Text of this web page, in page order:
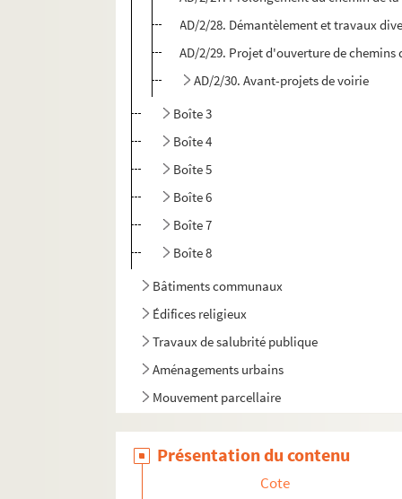
AD/2/28. Démantèlement et travaux
AD/2/29. Projet d'ouverture de
AD/2/30. Avant-projets de voirie
Boîte 3
Boîte 4
Boîte 5
Boîte 6
Boîte 7
Boîte 8
Bâtiments communaux
Édifices religieux
Travaux de salubrité publique
Aménagements urbains
Mouvement parcellaire
Documents administratifs
Présentation du contenu
Cote